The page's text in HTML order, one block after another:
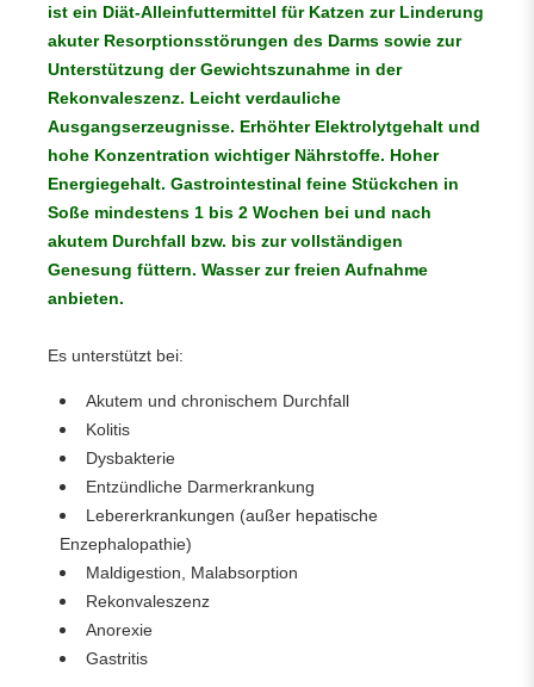
ist ein Diät-Alleinfuttermittel für Katzen zur Linderung
akuter Resorptionsstörungen des Darms sowie zur
Unterstützung der Gewichtszunahme in der
Rekonvaleszenz. Leicht verdauliche
Ausgangserzeugnisse. Erhöhter Elektrolytgehalt und
hohe Konzentration wichtiger Nährstoffe. Hoher
Energiegehalt. Gastrointestinal feine Stückchen in
Soße mindestens 1 bis 2 Wochen bei und nach
akutem Durchfall bzw. bis zur vollständigen
Genesung füttern. Wasser zur freien Aufnahme
anbieten.
Es unterstützt bei:
Akutem und chronischem Durchfall
Kolitis
Dysbakterie
Entzündliche Darmerkrankung
Lebererkrankungen (außer hepatische
Enzephalopathie)
Maldigestion, Malabsorption
Rekonvaleszenz
Anorexie
Gastritis